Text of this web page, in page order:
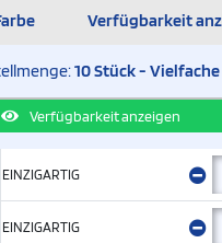
Verfügbarkeit
10 Stück -
Verfügbarkeit anzeigen
EINZIGARTIG
EINZIGARTIG